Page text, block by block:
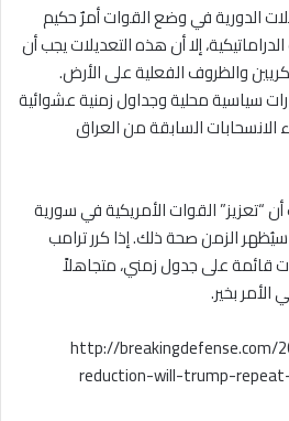
الدورية في وضع القوات أمرٌ حكيم
إلا أن هذه التعديلات يجب أن
والظروف الفعلية على الأرض.
سياسية محلية وجداول زمنية عشوائية
الانسحابات السابقة من العراق
“تعزيز” القوات الأمريكية في سورية
الزمن صحة ذلك. إذا كرر ترامب
قائمة على جدول زمني، متجاهلاً
بخير.
http://
reduction-will-trump-